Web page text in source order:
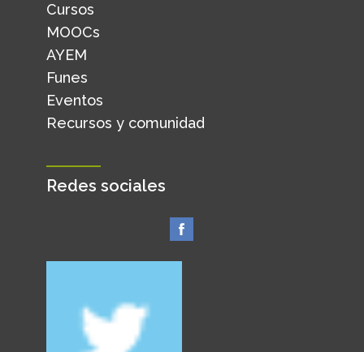
Cursos
MOOCs
AYEM
Funes
Eventos
Recursos y comunidad
Redes sociales